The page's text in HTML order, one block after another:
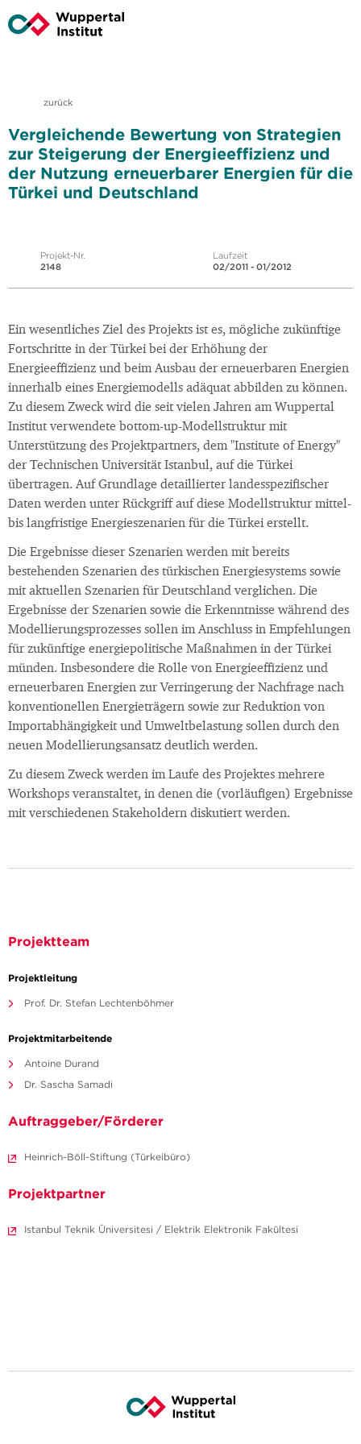
zurück
Vergleichende Bewertung von Strategien
zur Steigerung der Energieeffizienz und
der Nutzung erneuerbarer Energien für die
Türkei und Deutschland
Projekt-Nr.
2148
Laufzeit
02/2011 - 01/2012
Ein wesentliches Ziel des Projekts ist es, mögliche zukünftige
Fortschritte in der Türkei bei der Erhöhung der
Energieeffizienz und beim Ausbau der erneuerbaren Energien
innerhalb eines Energiemodells adäquat abbilden zu können.
Zu diesem Zweck wird die seit vielen Jahren am Wuppertal
Institut verwendete bottom-up-Modellstruktur mit
Unterstützung des Projektpartners, dem "Institute of Energy"
der Technischen Universität Istanbul, auf die Türkei
übertragen. Auf Grundlage detaillierter landesspezifischer
Daten werden unter Rückgriff auf diese Modellstruktur mittel-
bis langfristige Energieszenarien für die Türkei erstellt.
Die Ergebnisse dieser Szenarien werden mit bereits
bestehenden Szenarien des türkischen Energiesystems sowie
mit aktuellen Szenarien für Deutschland verglichen. Die
Ergebnisse der Szenarien sowie die Erkenntnisse während des
Modellierungsprozesses sollen im Anschluss in Empfehlungen
für zukünftige energiepolitische Maßnahmen in der Türkei
münden. Insbesondere die Rolle von Energieeffizienz und
erneuerbaren Energien zur Verringerung der Nachfrage nach
konventionellen Energieträgern sowie zur Reduktion von
Importabhängigkeit und Umweltbelastung sollen durch den
neuen Modellierungsansatz deutlich werden.
Zu diesem Zweck werden im Laufe des Projektes mehrere
Workshops veranstaltet, in denen die (vorläufigen) Ergebnisse
mit verschiedenen Stakeholdern diskutiert werden.
Projektteam
Projektleitung
Prof. Dr. Stefan Lechtenböhmer
Projektmitarbeitende
Antoine Durand
Dr. Sascha Samadi
Auftraggeber/Förderer
Heinrich-Böll-Stiftung (Türkeibüro)
Projektpartner
Istanbul Teknik Üniversitesi / Elektrik Elektronik Fakültesi